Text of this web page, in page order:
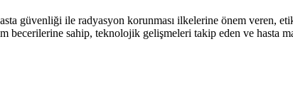
güvenliği ile radyasyon korunması ilkelerine önem veren,
becerilerine sahip, teknolojik gelişmeleri takip eden ve hasta